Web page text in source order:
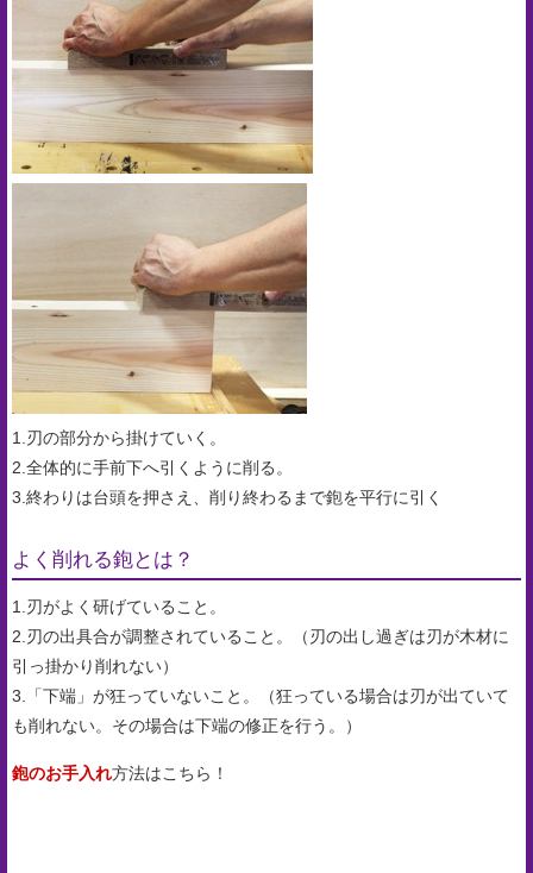
1.刃の部分から掛けていく。
2.全体的に手前下へ引くように削る。
3.終わりは台頭を押さえ、削り終わるまで鉋を平行に引く
よく削れる鉋とは？
1.刃がよく研げていること。
2.刃の出具合が調整されていること。（刃の出し過ぎは刃が木材に
引っ掛かり削れない）
3.「下端」が狂っていないこと。（狂っている場合は刃が出ていて
も削れない。その場合は下端の修正を行う。）
鉋のお手入れ方法はこちら！